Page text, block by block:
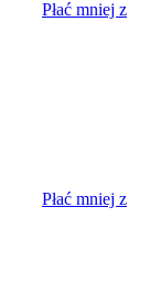
Płać mniej z
Płać mniej z